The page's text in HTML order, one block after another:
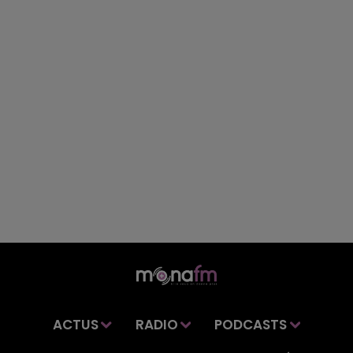
ACTUS RADIO
PODCASTS